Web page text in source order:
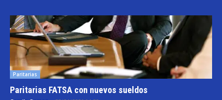
Paritarias
Paritarias FATSA con nuevos sueldos